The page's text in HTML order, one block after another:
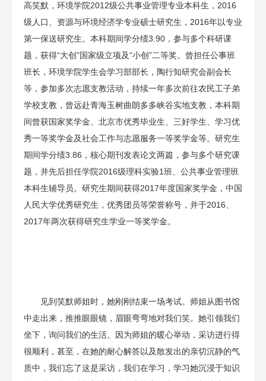
高笑默，环境学院2012级公共事业管理专业本科生，2016
级人口、资源与环境经济学专业硕士研究生，2016年以专业
第一保送研究生。本科期间学分绩3.90，参与多个科研课
题，获得“大创”国家级立项及“小创”二等奖。曾担任公事班
班长，环境学院学生会学习部部长，陶行知研究会副会长
等，参加多次志愿支教活动，持续一年多次前往农民工子弟
学校支教，曾远赴青海玉树曲朗多多峡谷实地支教，本科期
间曾获国家奖学金、北京市优秀毕业生、三好学生、学习优
秀一等奖学金及社会工作与志愿服务一等奖学金等。研究生
期间学分绩3.86，核心期刊发表论文两篇，参与多个研究课
题，并先后担任学院2016级理科实验1班、公共事业管理班
本科生辅导员。研究生期间获得2017年度国家奖学金，中国
人民大学优秀研究生，优秀团员等荣誉称号，并于2016、
2017年两次获得研究生学业一等奖学金。
见到笑默师姐时，她刚刚结束一场考试。师姐从图书馆
中走出来，推推眼眼镜，眉眼弯弯地对我们笑。她引领我们
坐下，询问我们的生活。因为师姐的暖心举动，采访进行得
很顺利，甚至，在她的耐心解答以及散发出的亲切沉静的气
质中，我们忘了这是采访，我们在学习，学习她沉浸于知识